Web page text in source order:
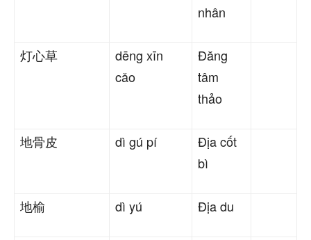
nhân
灯心草
dēng xīn
cǎo
Đăng
tâm
thảo
地骨皮 dì gú pí
Địa cốt
bì
地榆 dì yú Địa du